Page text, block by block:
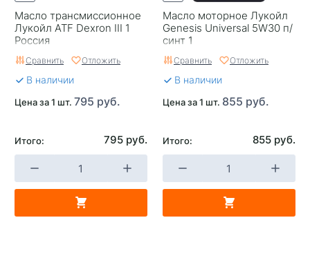
Масло трансмиссионное
Лукойл ATF Dexron III 1
Россия
Сравнить Отложить
В наличии
Цена за 1 шт. 795 руб.
Итого: 795 руб.
Масло моторное Лукойл
Genesis Universal 5W30 п/
синт 1
Сравнить Отложить
В наличии
Цена за 1 шт. 855 руб.
Итого: 855 руб.